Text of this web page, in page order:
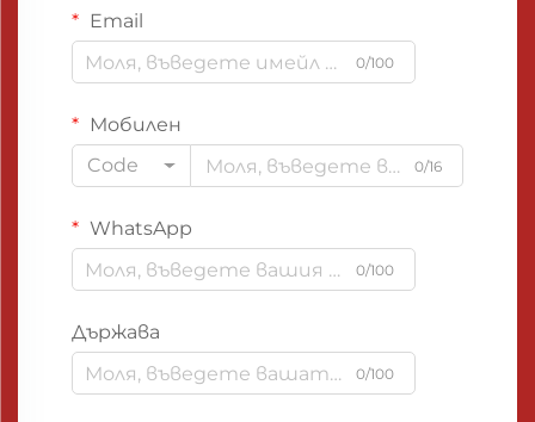
Email
0/100
Мобилен
Code
0/16
WhatsApp
0/100
Държава
0/100